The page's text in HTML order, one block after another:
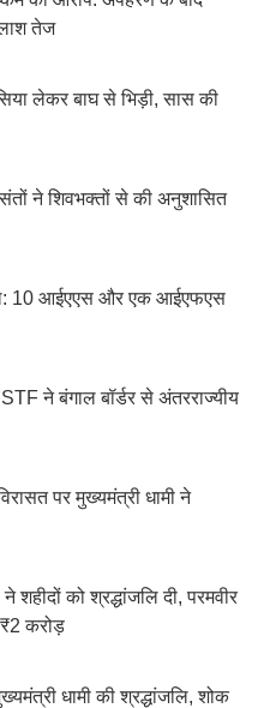
तेज
लेकर बाघ से भिड़ी, सास की
ने शिवभक्तों से की अनुशासित
10 आईएएस और एक आईएफएस
ने बंगाल बॉर्डर से अंतरराज्यीय
पर मुख्यमंत्री धामी ने
शहीदों को श्रद्धांजलि दी, परमवीर
करोड़
धामी की श्रद्धांजलि, शोक